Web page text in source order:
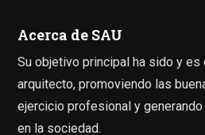
Acerca de SAU
Su objetivo principal ha sido y
arquitecto, promoviendo las
ejercicio profesional y
en la sociedad.